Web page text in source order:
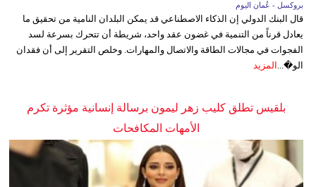
بروكسل - عُمان اليوم
قال البنك الدولي إن الذكاء الاصطناعي قد يمكن البلدان النامية من تحقيق ما
يعادل قرناً من التنمية في غضون عقد واحد، شريطة أن تتحرك بسرعة لسد
الفجوات في مجالات الطاقة والاتصال والمهارات. وخلص التقرير إلى أن فقدان
الو�... المزيد
بلقيس تطلق كليب زهر ليمون برسالة إنسانية مؤثرة تكرم
الأمهات المكافحات